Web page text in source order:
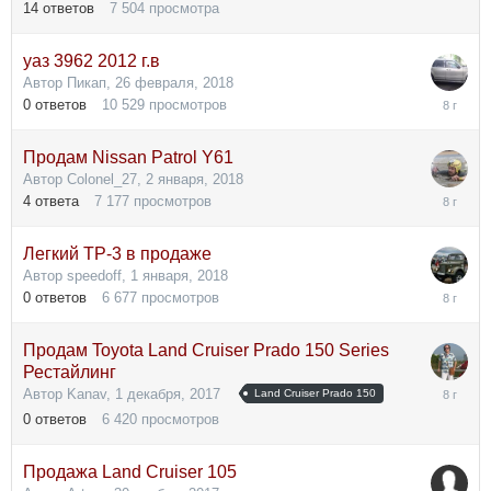
14 ответов 7 504 просмотра
уаз 3962 2012 г.в
Автор Пикап, 26 февраля, 2018
0 ответов 10 529 просмотров
26
Продам Nissan Patrol Y61
Автор Colonel_27, 2 января, 2018
4 ответа 7 177 просмотров
Легкий ТР-3 в продаже
Автор speedoff, 1 января, 2018
0 ответов 6 677 просмотров
Продам Toyota Land Cruiser Prado 150 Series
Рестайлинг
Автор Kanav, 1 декабря, 2017 Land Cruiser Prado 150
0 ответов 6 420 просмотров
Продажа Land Cruiser 105